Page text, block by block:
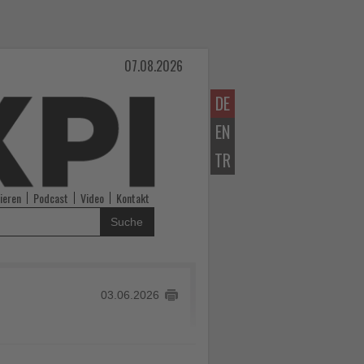
DE
EN
TR
07.08.2026
Podcast Video Kontakt
Suche
03.06.2026